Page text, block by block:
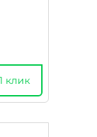
клик